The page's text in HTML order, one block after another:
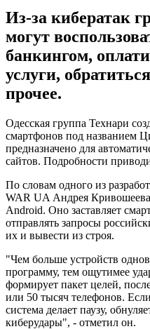
Из-за кибератак
могут
банкингом,
услуги,
прочее.
Одесская группа Технари
смартфонов под названием
предназначено для
сайтов. Подробности
По словам одного из
WAR UA Андрея
Android. Оно заставляет
отправлять запросы
их и вывести из строя.
"Чем больше устройств
программу, тем ощутимее
формирует пакет целей,
или 50 тысяч телефонов.
система делает паузу,
киберудары", - отметил он.